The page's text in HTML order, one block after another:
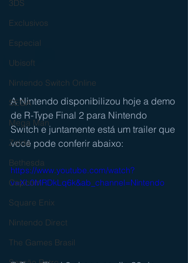
3DS
Exclusivos
Especial
Ubisoft
Nintendo Switch Online
SEGA
Mega Man
Zelda
Bethesda
Capcom
Square Enix
Nintendo Direct
The Games Brasil
A Nintendo disponibilizou hoje a demo
de R-Type Final 2 para Nintendo
Switch e juntamente está um trailer que
você pode conferir abaixo:
https://www.youtube.com/watch?
v=XL0MRDkLq6k&ab_channel=Nintendo